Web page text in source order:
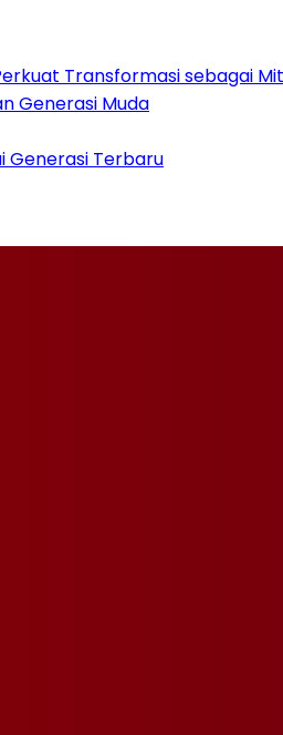
Transformasi sebagai
Generasi Muda
Generasi Terbaru